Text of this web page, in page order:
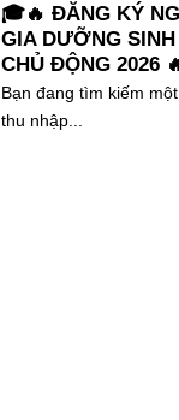
🎓🔥 ĐĂNG KÝ
GIA DƯỠNG
CHỦ ĐỘNG 2026
Bạn đang tìm kiếm
thu nhập...